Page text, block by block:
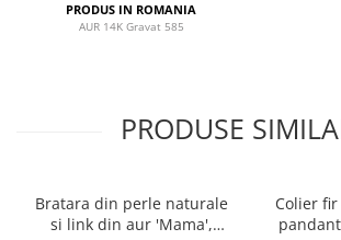
PRODUS IN ROMANIA
AUR 14K Gravat 585
PRODUSE
Bratara din perle naturale
si link din aur 'Mama',
Colier